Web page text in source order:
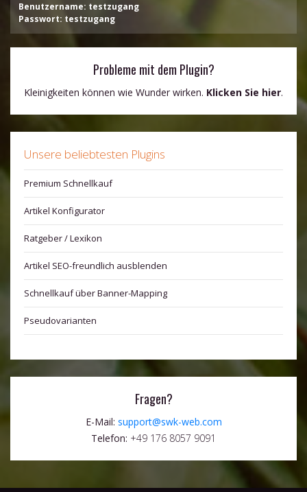
Benutzername: testzugang
Passwort: testzugang
Probleme mit dem Plugin?
Kleinigkeiten können wie Wunder wirken. Klicken Sie hier.
Unsere beliebtesten Plugins
Premium Schnellkauf
Artikel Konfigurator
Ratgeber / Lexikon
Artikel SEO-freundlich ausblenden
Schnellkauf über Banner-Mapping
Pseudovarianten
Fragen?
E-Mail: support@swk-web.com
Telefon: +49 176 8057 9091